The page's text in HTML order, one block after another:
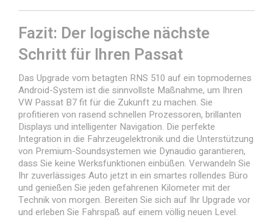
Fazit: Der logische nächste
Schritt für Ihren Passat
Das Upgrade vom betagten RNS 510 auf ein topmodernes
Android-System ist die sinnvollste Maßnahme, um Ihren
VW Passat B7 fit für die Zukunft zu machen. Sie
profitieren von rasend schnellen Prozessoren, brillanten
Displays und intelligenter Navigation. Die perfekte
Integration in die Fahrzeugelektronik und die Unterstützung
von Premium-Soundsystemen wie Dynaudio garantieren,
dass Sie keine Werksfunktionen einbüßen. Verwandeln Sie
Ihr zuverlässiges Auto jetzt in ein smartes rollendes Büro
und genießen Sie jeden gefahrenen Kilometer mit der
Technik von morgen. Bereiten Sie sich auf Ihr Upgrade vor
und erleben Sie Fahrspaß auf einem völlig neuen Level.